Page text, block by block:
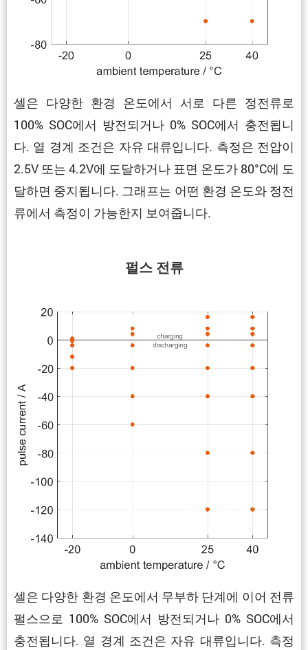
셀은 다양한 환경 온도에서 서로 다른 정전류로
100% SOC에서 방전되거나 0% SOC에서 충전됩니
다. 열 경계 조건은 자유 대류입니다. 측정은 전압이
2.5V 또는 4.2V에 도달하거나 표면 온도가 80°C에 도
달하면 중지됩니다. 그래프는 어떤 환경 온도와 정전
류에서 측정이 가능한지 보여줍니다.
펄스 전류
셀은 다양한 환경 온도에서 무부하 단계에 이어 전류
펄스으로 100% SOC에서 방전되거나 0% SOC에서
충전됩니다. 열 경계 조건은 자유 대류입니다. 측정